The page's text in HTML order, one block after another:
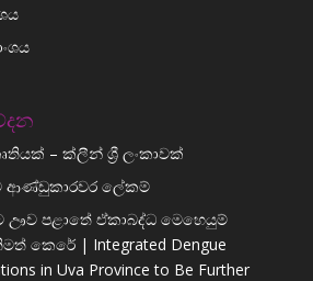
– ක්ලීන් ශ්‍රී ලංකාවක්
ආණ්ඩුකාරවර ලේකම්
ඌව පළාතේ ඒකාබද්ධ මෙහෙයුම්
කෙරේ | Integrated Dengue
in Uva Province to Be Further